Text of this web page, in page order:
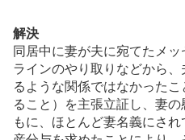
解決
同居中に妻が夫に宛てたメ
ラインのやり取りなどから
るような関係ではなかった
ること）を主張立証し、妻
もに、ほとんど妻名義にさ
お
問
合
わ
せ